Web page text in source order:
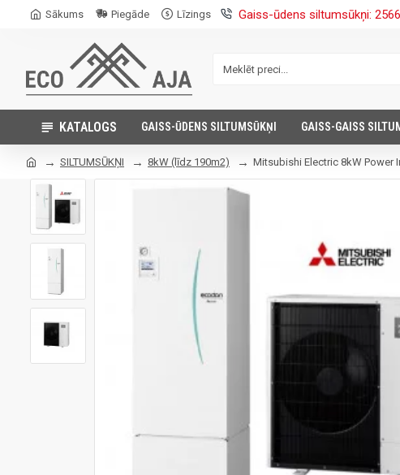
Sākums Piegāde Līzings Gaiss-ūdens siltumsūkņi:
KATALOGS GAISS-ŪDENS SILTUMSŪKŅI GAISS-GAISS
SILTUMSŪKŅI 8kW (līdz 190m2) Mitsubishi Electric 8kW Power